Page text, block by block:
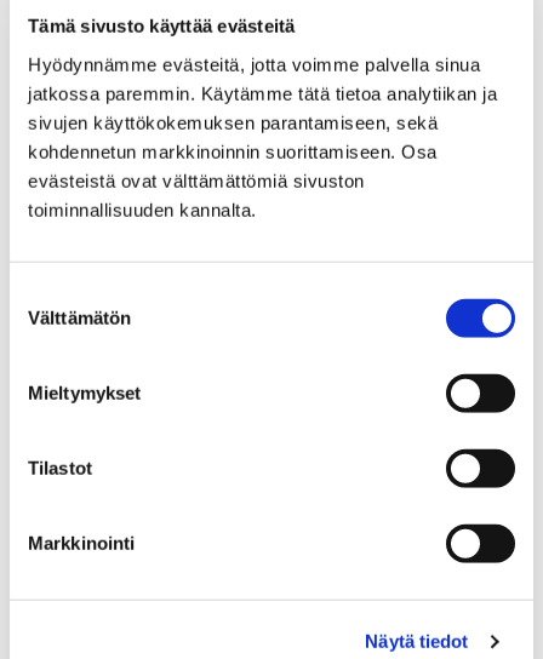
Tämä sivusto käyttää evästeitä
Hyödynnämme evästeitä, jotta voimme palvella sinua
jatkossa paremmin. Käytämme tätä tietoa analytiikan ja
sivujen käyttökokemuksen parantamiseen, sekä
kohdennetun markkinoinnin suorittamiseen. Osa
evästeistä ovat välttämättömiä sivuston
toiminnallisuuden kannalta.
valinta
Välttämätön
Mieltymykset
Tilastot
Markkinointi
Näytä tiedot
Porin Vesi, liikelaitos
Yhteystiedot
Yhteystiedot
varautuminen